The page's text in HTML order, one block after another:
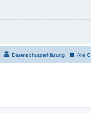
Alle
Datenschutzerklärung